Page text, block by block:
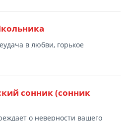
в любви, горькое
сонник (сонник
о неверности вашего